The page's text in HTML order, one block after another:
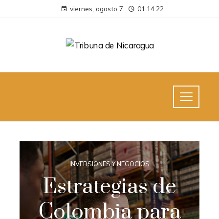
viernes, agosto 7 01:14:23
INVERSIONES Y NEGOCIOS
Estrategias de
Colombia para